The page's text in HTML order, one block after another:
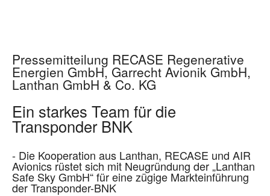
Pressemitteilung RECASE Regenerative
Energien GmbH, Garrecht Avionik GmbH,
Lanthan GmbH & Co. KG
Ein starkes Team für die
Transponder BNK
- Die Kooperation aus Lanthan, RECASE und AIR
Avionics rüstet sich mit Neugründung der „Lanthan
Safe Sky GmbH“ für eine zügige Markteinführung
der Transponder-BNK